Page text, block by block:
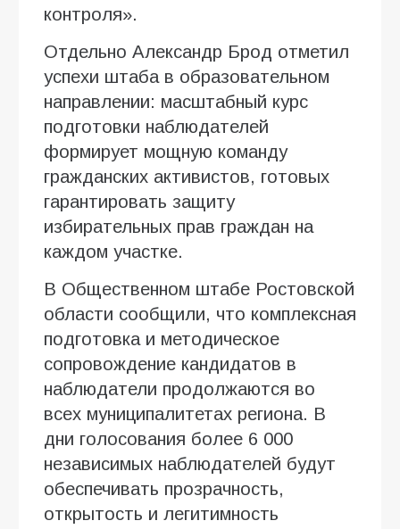
контроля».
Отдельно Александр Брод отметил
успехи штаба в образовательном
направлении: масштабный курс
подготовки наблюдателей
формирует мощную команду
гражданских активистов, готовых
гарантировать защиту
избирательных прав граждан на
каждом участке.
В Общественном штабе Ростовской
области сообщили, что комплексная
подготовка и методическое
сопровождение кандидатов в
наблюдатели продолжаются во
всех муниципалитетах региона. В
дни голосования более 6 000
независимых наблюдателей будут
обеспечивать прозрачность,
открытость и легитимность